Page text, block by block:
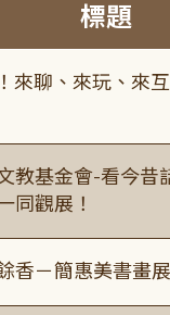
標題
來聊、來玩、來
教基金會-看今
同觀展！
香－簡惠美書畫展